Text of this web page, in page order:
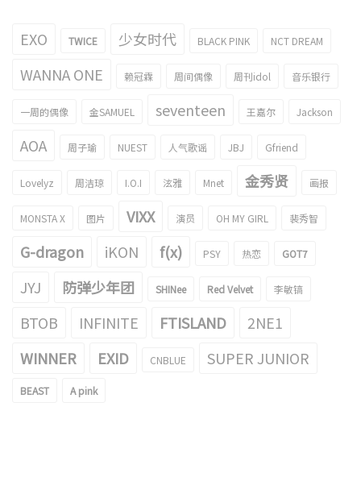
EXO TWICE 少女时代 BLACK PINK NCT DREAM
WANNA ONE 赖冠霖 周间偶像 周刊idol 音乐银行
一周的偶像 金SAMUEL seventeen 王嘉尔 Jackson
AOA 周子瑜 NUEST 人气歌谣 JBJ Gfriend
Lovelyz 周洁琼 I.O.I 泫雅 Mnet 金秀贤 画报
MONSTA X 图片 VIXX 演员 OH MY GIRL 裴秀智
G-dragon iKON f(x) PSY 热恋 GOT7
JYJ 防弹少年团 SHINee Red Velvet 李敏镐
BTOB INFINITE FTISLAND
2NE1
WINNER
EXID CNBLUE SUPER JUNIOR
BEAST A pink